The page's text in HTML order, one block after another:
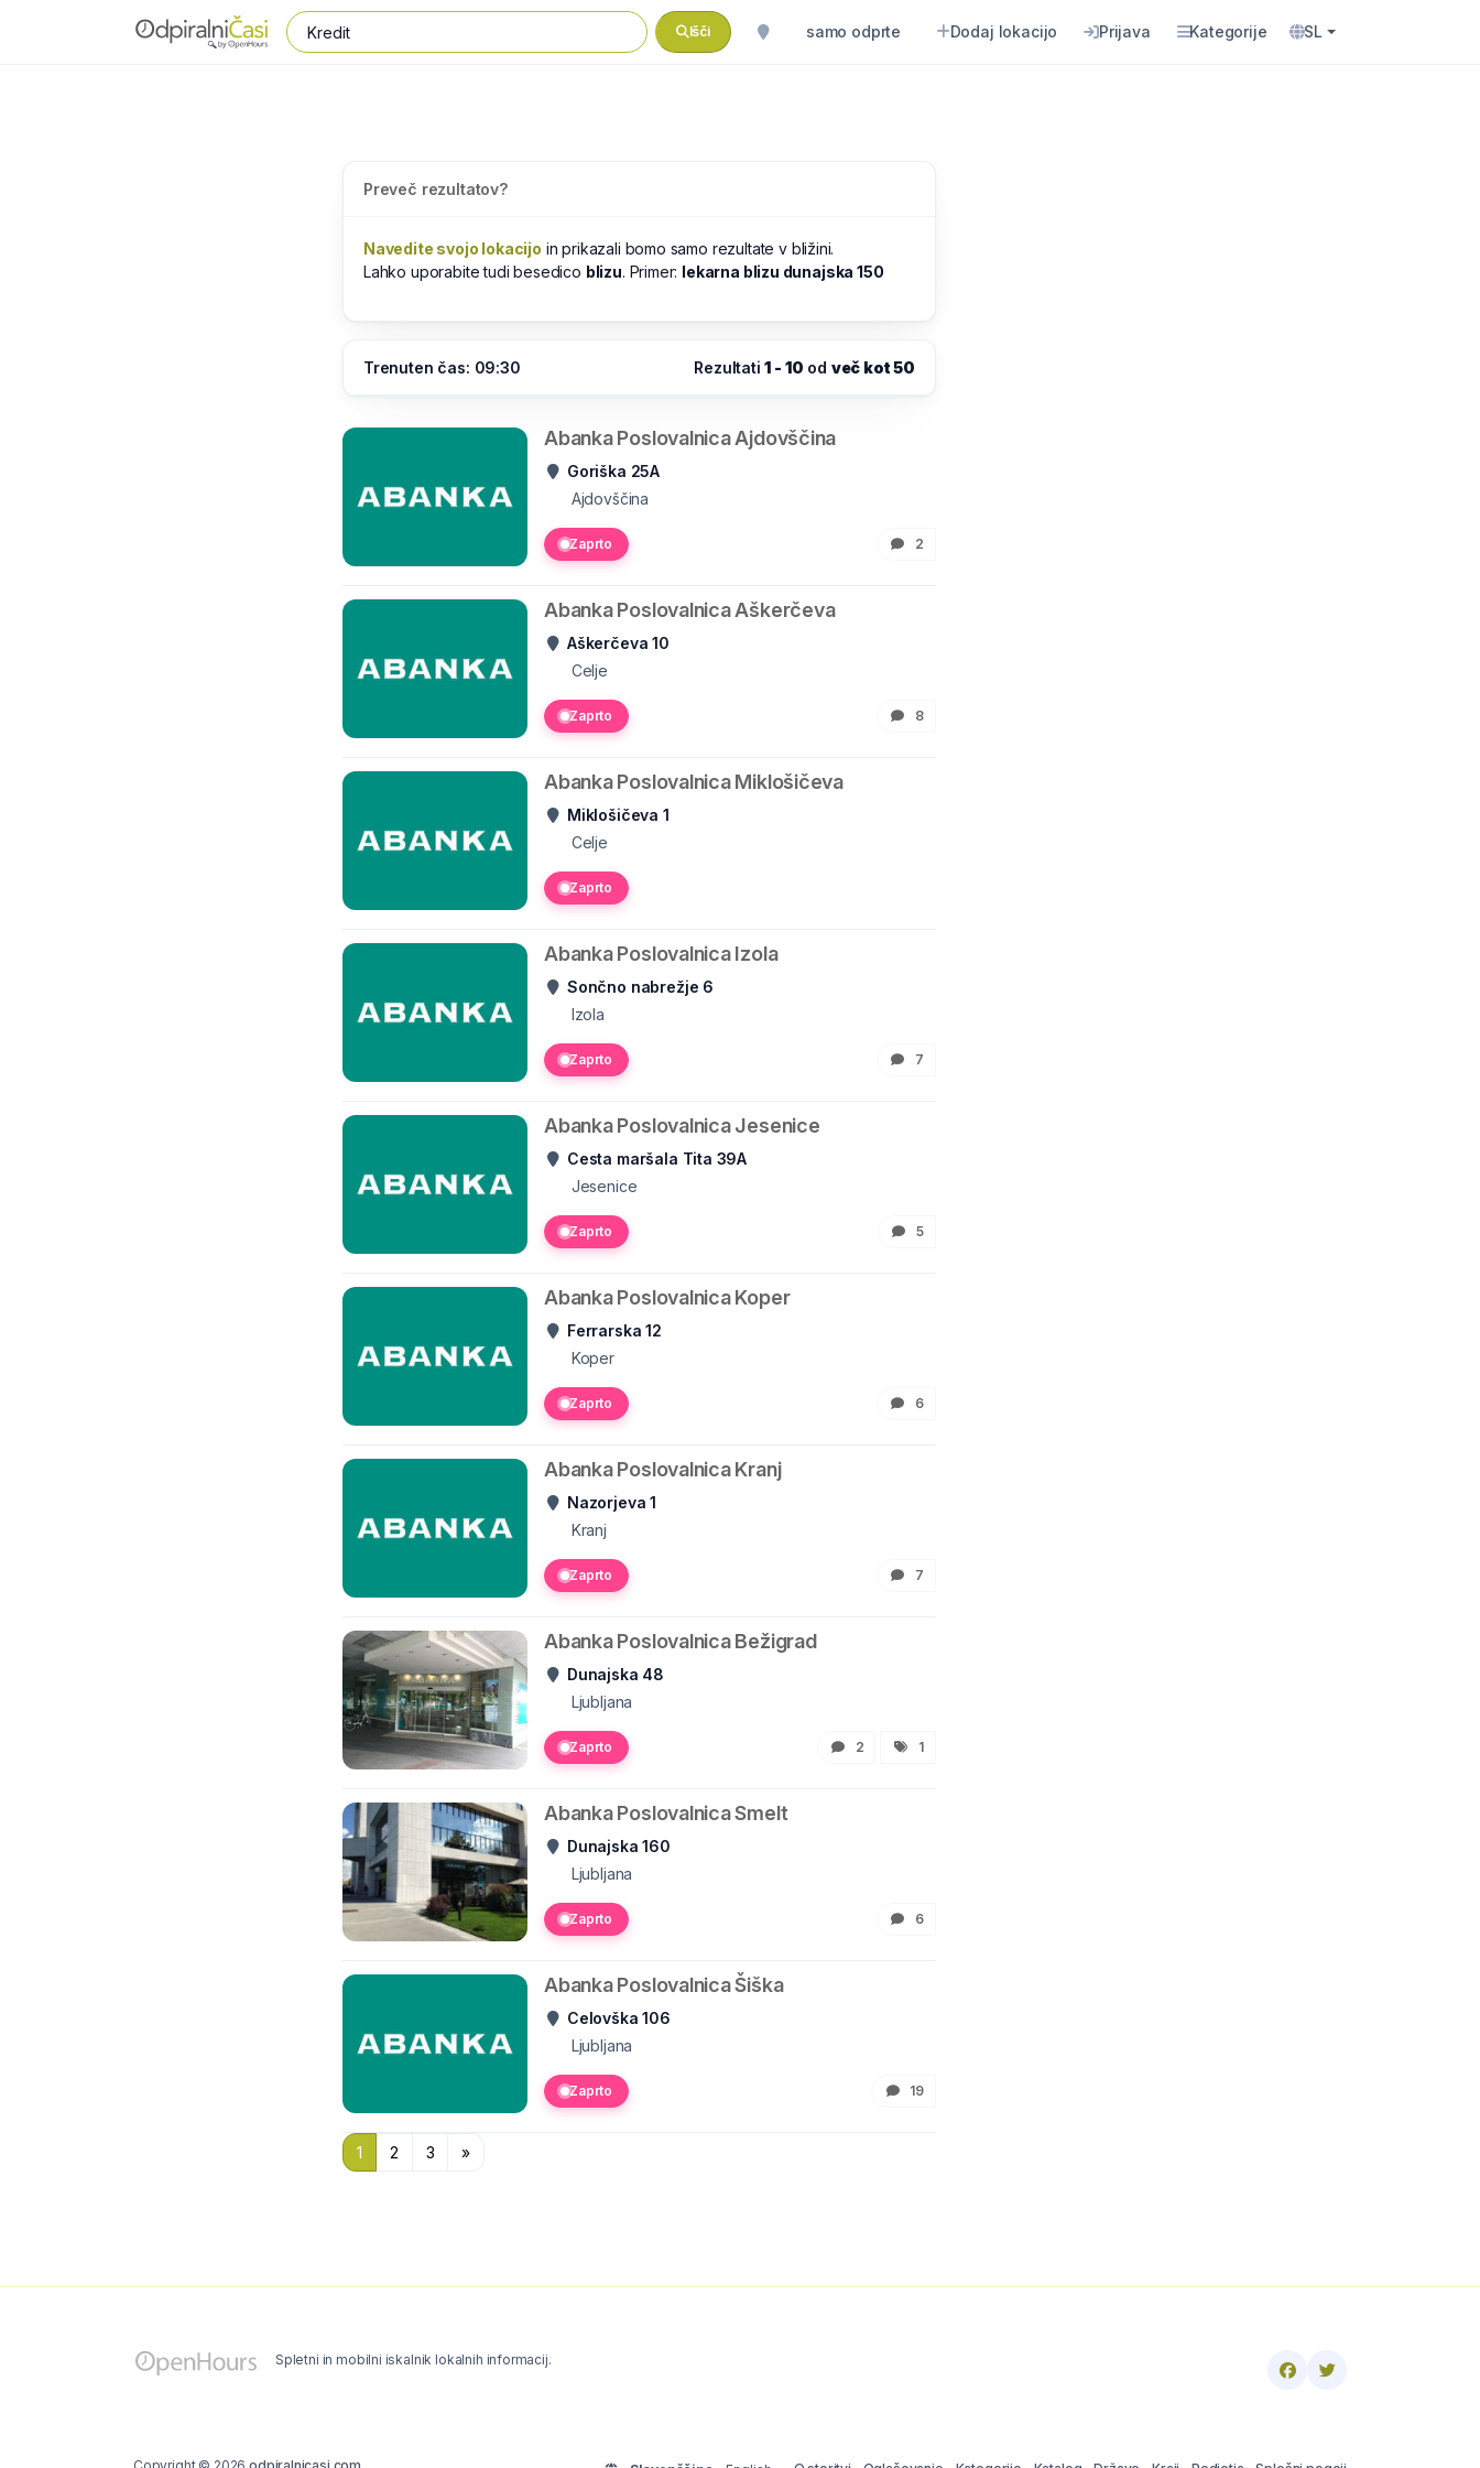
Išči samo odprte Dodaj lokacijo Prijava Kategorije SL
Preveč rezultatov?
Navedite svojo lokacijo in prikazali bomo samo rezultate v bližini.
Lahko uporabite tudi besedico blizu. Primer: lekarna blizu dunajska 150
Trenuten čas: 09:30 Rezultati1 - 10 od več kot 50
Abanka Poslovalnica Ajdovščina
Goriška 25A
Ajdovščina
Zaprto 2
Abanka Poslovalnica Aškerčeva
Aškerčeva 10
Celje
Zaprto 8
Abanka Poslovalnica Miklošičeva
Miklošičeva 1
Celje
Zaprto
Abanka Poslovalnica Izola
Sončno nabrežje 6
Izola
Zaprto 7
Abanka Poslovalnica Jesenice
Cesta maršala Tita 39A
Jesenice
Zaprto 5
Abanka Poslovalnica Koper
Ferrarska 12
Koper
Zaprto 6
Abanka Poslovalnica Kranj
Nazorjeva 1
Kranj
Zaprto 7
Abanka Poslovalnica Bežigrad
Dunajska 48
Ljubljana
Zaprto 2 1
Abanka Poslovalnica Smelt
Dunajska 160
Ljubljana
Zaprto 6
Abanka Poslovalnica Šiška
Celovška 106
Ljubljana
Zaprto 19
1 2 3 »
Spletni in mobilni iskalnik lokalnih informacij.